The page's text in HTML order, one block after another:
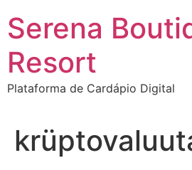
para
conteúdo
Serena
Resort
Plataforma de Cardápio Digital